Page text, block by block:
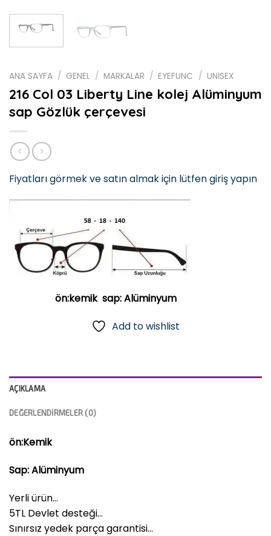
ANA SAYFA / GENEL / MARKALAR / EYEFUNC / UNİSEX
216 Col 03 Liberty Line kolej Alüminyum
sap Gözlük çerçevesi
Fiyatları görmek ve satın almak için lütfen giriş yapın
ön:kemik sap: Alüminyum
Add to wishlist
AÇIKLAMA
DEĞERLENDIRMELER (0)
ön:Kemik
Sap: Alüminyum
Yerli ürün…
5TL Devlet desteği…
Sınırsız yedek parça garantisi…